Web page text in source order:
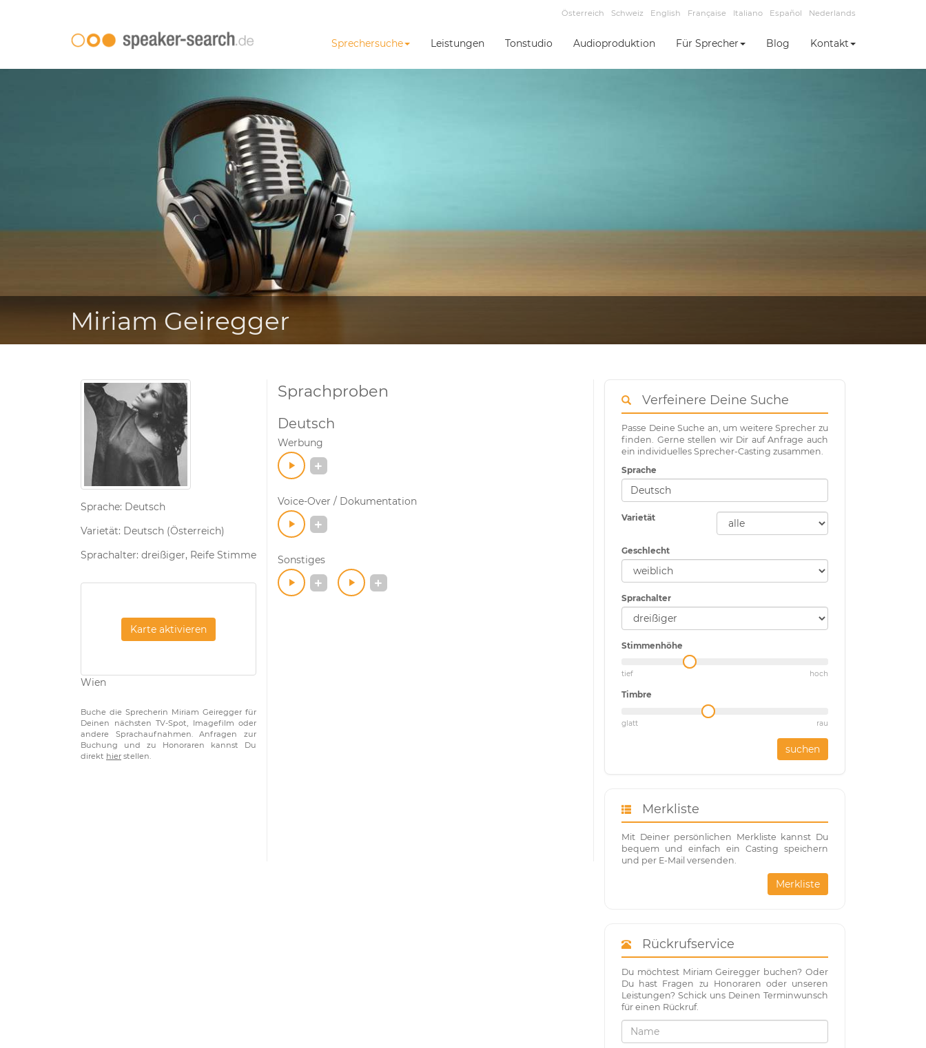
Österreich Schweiz English Française Italiano Español Nederlands
Sprechersuche Leistungen Tonstudio Audioproduktion Für Sprecher Blog Kontakt
Miriam Geiregger
Sprache: Deutsch
Varietät: Deutsch (Österreich)
Sprachalter: dreißiger, Reife Stimme
Karte aktivieren
Wien
Buche die Sprecherin Miriam Geiregger für
Deinen nächsten TV-Spot, Imagefilm oder
andere Sprachaufnahmen. Anfragen zur
Buchung und zu Honoraren kannst Du
direkt hier stellen.
Sprachproben
Deutsch
Werbung
Voice-Over / Dokumentation
Sonstiges
Verfeinere Deine Suche
Passe Deine Suche an, um weitere Sprecher zu
finden. Gerne stellen wir Dir auf Anfrage auch
ein individuelles Sprecher-Casting zusammen.
Sprache
Varietät
Geschlecht
Sprachalter
Stimmenhöhe
tief hoch
Timbre
glatt rau
suchen
Merkliste
Mit Deiner persönlichen Merkliste kannst Du
bequem und einfach ein Casting speichern
und per E-Mail versenden.
Merkliste
Rückrufservice
Du möchtest Miriam Geiregger buchen? Oder
Du hast Fragen zu Honoraren oder unseren
Leistungen? Schick uns Deinen Terminwunsch
für einen Rückruf.